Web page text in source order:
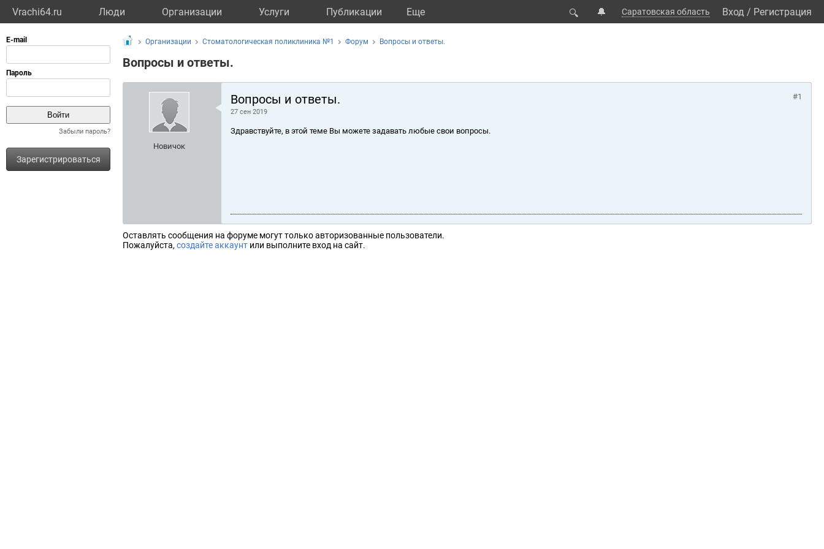
Vrachi64.ru Люди Организации Услуги Публикации Eще 🔍 🔔 Саратовская область Вход / Регистрация
Забыли пароль?
Зарегистрироваться
Организации Стоматологическая поликлиника №1 Форум Вопросы и ответы.
Вопросы и ответы.
Новичок
Вопросы и ответы.
27 сен 2019
#1
Здравствуйте, в этой теме Вы можете задавать любые свои вопросы.
Оставлять сообщения на форуме могут только авторизованные пользователи.
Пожалуйста, создайте аккаунт или выполните вход на сайт.